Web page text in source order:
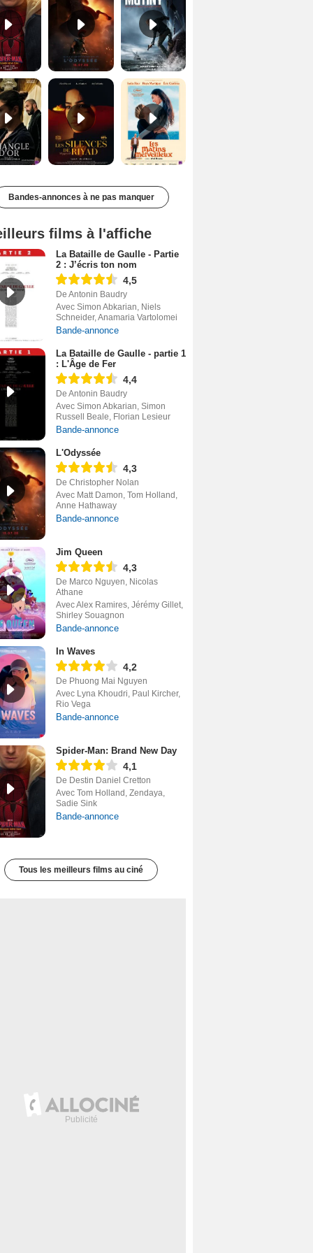
Les Silences de Riyad Bande-annonce VO STFR Les Matins merveilleux Bande-annonce VF
Bandes-annonces à ne pas manquer
films à l'affiche
La Bataille de Gaulle - Partie
2 : J’écris ton nom
4,5
De Antonin Baudry
Avec Simon Abkarian, Niels
Schneider, Anamaria Vartolomei
Bande-annonce
La Bataille de Gaulle - partie 1
: L'Âge de Fer
4,4
De Antonin Baudry
Avec Simon Abkarian, Simon
Russell Beale, Florian Lesieur
Bande-annonce
L'Odyssée
4,3
De Christopher Nolan
Avec Matt Damon, Tom Holland,
Anne Hathaway
Bande-annonce
Jim Queen
4,3
De Marco Nguyen, Nicolas
Athane
Avec Alex Ramires, Jérémy Gillet,
Shirley Souagnon
Bande-annonce
In Waves
4,2
De Phuong Mai Nguyen
Avec Lyna Khoudri, Paul Kircher,
Rio Vega
Bande-annonce
Spider-Man: Brand New Day
4,1
De Destin Daniel Cretton
Avec Tom Holland, Zendaya,
Sadie Sink
Bande-annonce
Tous les meilleurs films au ciné